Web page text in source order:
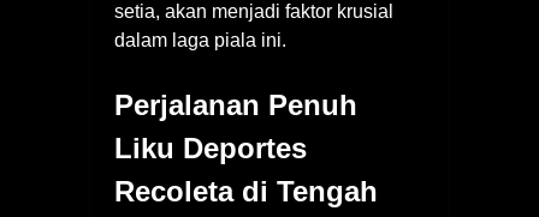
setia, akan menjadi faktor krusial
dalam laga piala ini.
Perjalanan Penuh
Liku Deportes
Recoleta di Tengah